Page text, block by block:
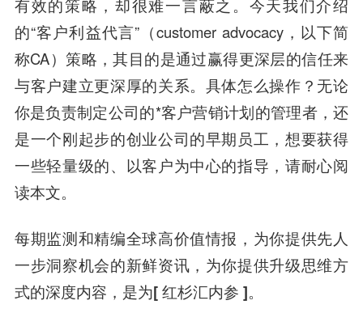
有效的策略，却很难一言蔽之。今天我们介绍
的“客户利益代言”（customer advocacy，以下简
称CA）策略，其目的是通过赢得更深层的信任来
与客户建立更深厚的关系。具体怎么操作？无论
你是负责制定公司的*客户营销计划的管理者，还
是一个刚起步的创业公司的早期员工，想要获得
一些轻量级的、以客户为中心的指导，请耐心阅
读本文。
每期监测和精编全球高价值情报，为你提供先人
一步洞察机会的新鲜资讯，为你提供升级思维方
式的深度内容，是为[ 红杉汇内参 ]。